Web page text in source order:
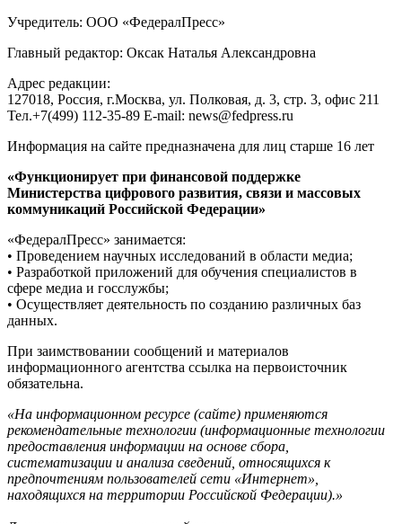
Учредитель: ООО «ФедералПресс»
Главный редактор: Оксак Наталья Александровна
Адрес редакции:
127018, Россия, г.Москва, ул. Полковая, д. 3, стр. 3, офис 211
Тел.+7(499) 112-35-89 E-mail: news@fedpress.ru
Информация на сайте предназначена для лиц старше 16 лет
«Функционирует при финансовой поддержке
Министерства цифрового развития, связи и массовых
коммуникаций Российской Федерации»
«ФедералПресс» занимается:
• Проведением научных исследований в области медиа;
• Разработкой приложений для обучения специалистов в
сфере медиа и госслужбы;
• Осуществляет деятельность по созданию различных баз
данных.
При заимствовании сообщений и материалов
информационного агентства ссылка на первоисточник
обязательна.
«На информационном ресурсе (сайте) применяются
рекомендательные технологии (информационные технологии
предоставления информации на основе сбора,
систематизации и анализа сведений, относящихся к
предпочтениям пользователей сети «Интернет»,
находящихся на территории Российской Федерации).»